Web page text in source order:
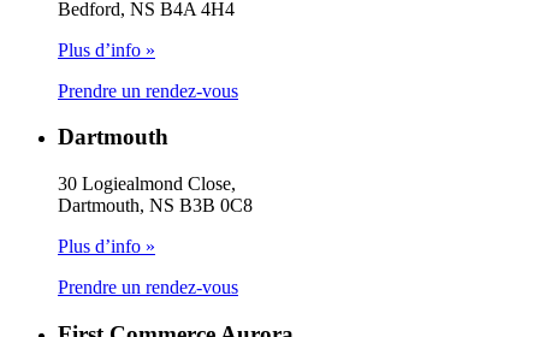
Bedford, NS B4A 4H4
Plus d’info »
Prendre un rendez-vous
Dartmouth
30 Logiealmond Close,
Dartmouth, NS B3B 0C8
Plus d’info »
Prendre un rendez-vous